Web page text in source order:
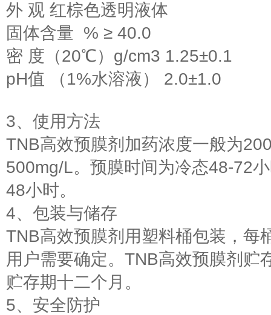
外 观 红棕色透明液体
固体含量 % ≥ 40.0
密 度（20℃）g/cm3 1.25±0.1
pH值 （1%水溶液） 2.0±1.0
3、使用方法
TNB高效预膜剂加药浓度一般为
500mg/L。预膜时间为冷态48-72
48小时。
4、包装与储存
TNB高效预膜剂用塑料桶包装，每
用户需要确定。TNB高效预膜剂贮
贮存期十二个月。
5、安全防护